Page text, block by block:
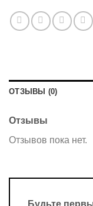
ОТЗЫВЫ (0)
Отзывы
Отзывов пока нет.